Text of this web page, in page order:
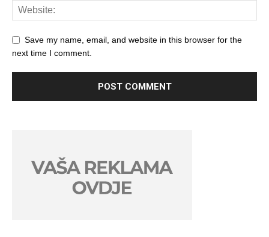
Save my name, email, and website in this browser for the
next time I comment.